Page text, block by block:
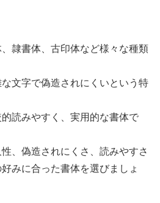
隷書体、古印体など様々な種類
文字で偽造されにくいという特
読みやすく、実用的な書体で
、偽造されにくさ、読みやすさ
みに合った書体を選びましょ